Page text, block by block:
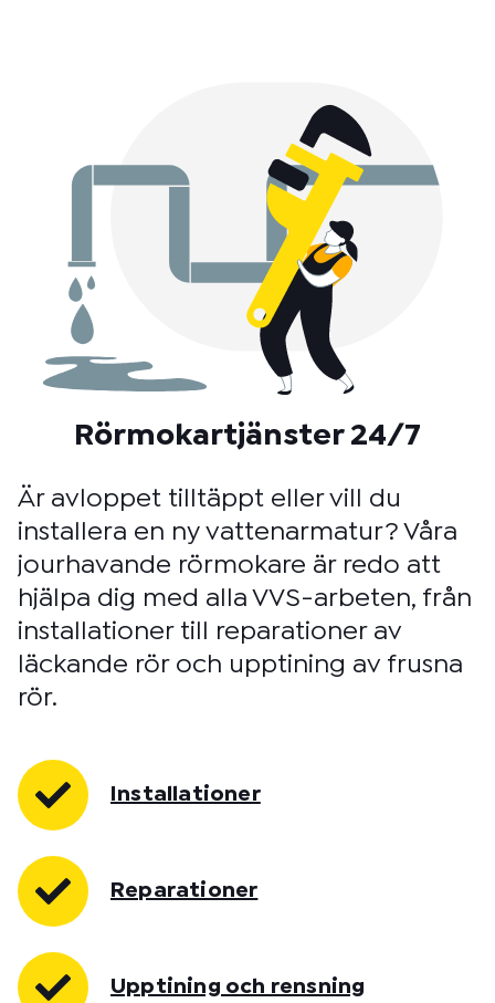
Rörmokartjänster 24/7
Är avloppet tilltäppt eller vill du
installera en ny vattenarmatur? Våra
jourhavande rörmokare är redo att
hjälpa dig med alla VVS-arbeten, från
installationer till reparationer av
läckande rör och upptining av frusna
rör.
Installationer
Reparationer
Upptining och rensning